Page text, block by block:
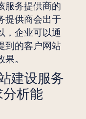
服务提供商的
提供商会出于
，企业可以通
到的客户网站
。
建设服务
析能